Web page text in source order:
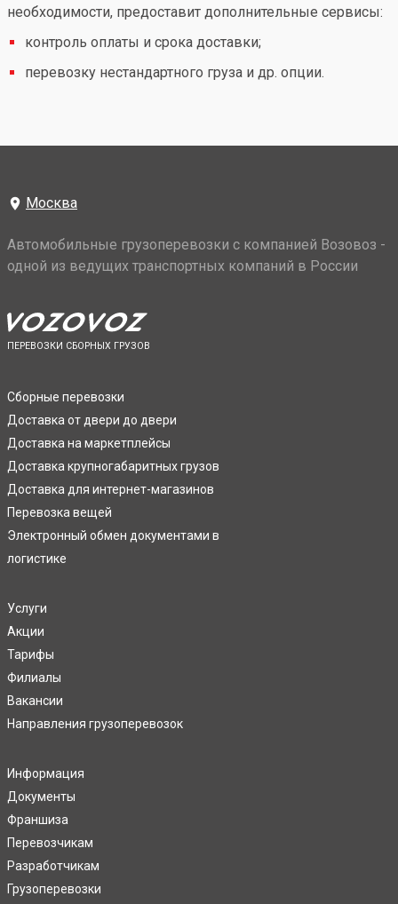
необходимости, предоставит дополнительные сервисы:
контроль оплаты и срока доставки;
перевозку нестандартного груза и др. опции.
Москва
Автомобильные грузоперевозки с компанией Возовоз -
одной из ведущих транспортных компаний в России
ПЕРЕВОЗКИ СБОРНЫХ ГРУЗОВ
Сборные перевозки
Доставка от двери до двери
Доставка на маркетплейсы
Доставка крупногабаритных грузов
Доставка для интернет-магазинов
Перевозка вещей
Электронный обмен документами в
логистике
Услуги
Акции
Тарифы
Филиалы
Вакансии
Направления грузоперевозок
Информация
Документы
Франшиза
Перевозчикам
Разработчикам
Грузоперевозки